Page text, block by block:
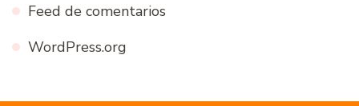
Feed de comentarios
WordPress.org